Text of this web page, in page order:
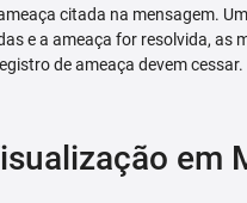
citada na mensagem.
e a ameaça for resolvida, as
de ameaça devem cessar.
em